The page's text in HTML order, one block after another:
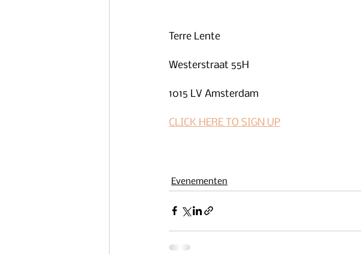
Terre Lente
Westerstraat 55H
1015 LV Amsterdam
CLICK HERE TO SIGN UP
Evenementen